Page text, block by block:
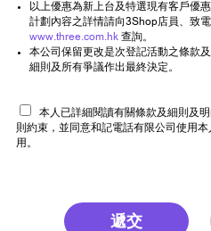
以上優惠為新上台及特選現有客戶優
計劃內容之詳情請向3Shop店員、致
www.three.com.hk 查詢。
本公司保留更改是次登記活動之條款
細則及所有爭議作出最終決定。
本人已詳細閱讀有關條款及細則及
則約束，並同意和記電話有限公司使用
用。
遞交